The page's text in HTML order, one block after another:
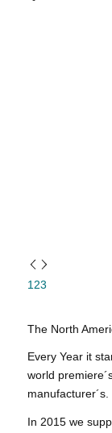
1 23
The North
Every Year it
world
manufacturer´s.
In 2015 we